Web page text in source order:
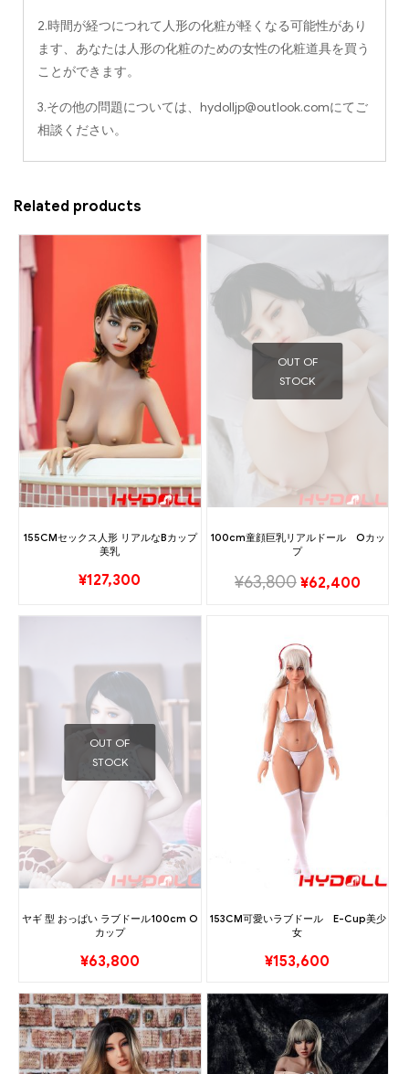
2.時間が経つにつれて人形の化粧が軽くなる可能性があり
ます、あなたは人形の化粧のための女性の化粧道具を買う
ことができます。
3.その他の問題については、 hydolljp@outlook.comにてご
相談ください。
Related products
155CMセックス人形 リアルなBカップ
美乳
¥127,300
OUT OF
STOCK
100cm童顔巨乳リアルドール Oカッ
プ
¥63,800 ¥62,400
OUT OF
STOCK
ヤギ 型 おっぱい ラブドール100cm O
カップ
¥63,800
153CM可愛いラブドール E-Cup美少
女
¥153,600